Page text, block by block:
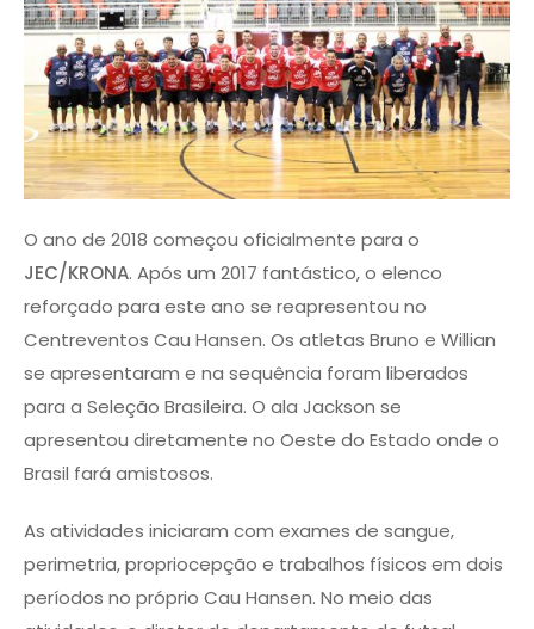
O ano de 2018 começou oficialmente para o
JEC/KRONA. Após um 2017 fantástico, o elenco
reforçado para este ano se reapresentou no
Centreventos Cau Hansen. Os atletas Bruno e Willian
se apresentaram e na sequência foram liberados
para a Seleção Brasileira. O ala Jackson se
apresentou diretamente no Oeste do Estado onde o
Brasil fará amistosos.
As atividades iniciaram com exames de sangue,
perimetria, propriocepção e trabalhos físicos em dois
períodos no próprio Cau Hansen. No meio das